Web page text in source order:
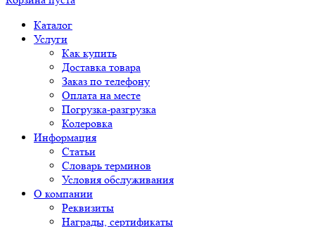
Каталог
Услуги
Как купить
Доставка товара
Заказ по телефону
Оплата на месте
Погрузка-разгрузка
Колеровка
Информация
Статьи
Словарь терминов
Условия обслуживания
О компании
Реквизиты
Награды, сертификаты